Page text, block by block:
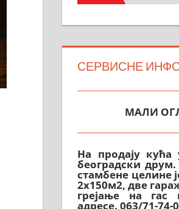
СЕРВИСНЕ
београдски
стамбене целине
2х150м2, две
грејање на
адресе. 063/71-74-